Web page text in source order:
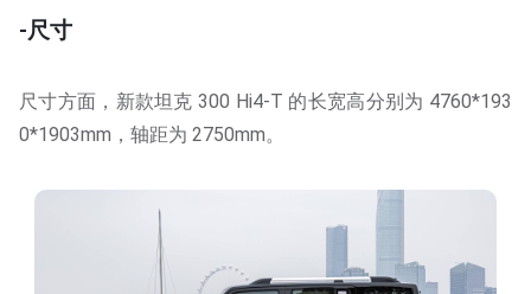
-尺寸
尺寸方面，新款坦克 300 Hi4-T 的长宽高分别为 4760*193
0*1903mm，轴距为 2750mm。